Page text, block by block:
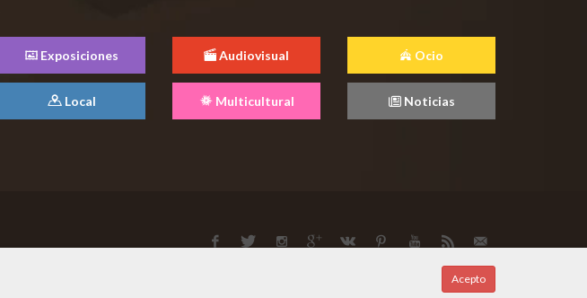
Exposiciones Audiovisual Ocio
Local Multicultural Noticias
Acepto